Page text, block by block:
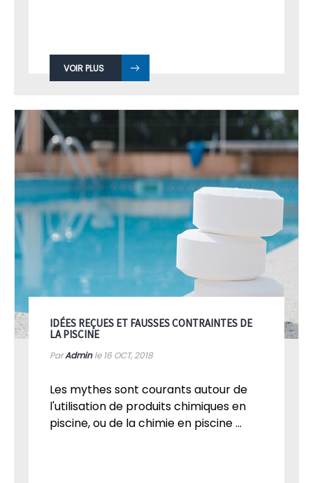
VOIR PLUS
IDÉES REÇUES ET FAUSSES CONTRAINTES DE
LA PISCINE
ParAdminle 16 OCT, 2018
Les mythes sont courants autour de
l'utilisation de produits chimiques en
piscine, ou de la chimie en piscine ...